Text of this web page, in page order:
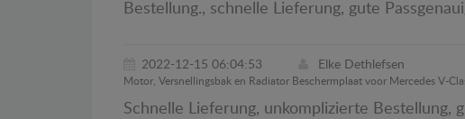
Bestellung., schnelle Lieferung, gute
2022-12-15 06:04:53 Elke Dethlefsen
Motor, Versnellingsbak en Radiator Beschermplaat voor Mercedes V-
Schnelle Lieferung, unkomplizierte Bestellung,